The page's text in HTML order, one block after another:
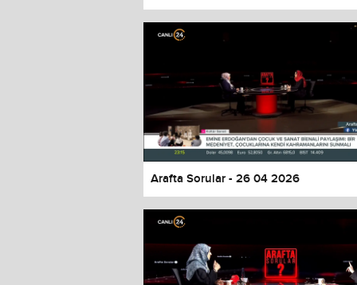
Arafta Sorular - 26 04 2026